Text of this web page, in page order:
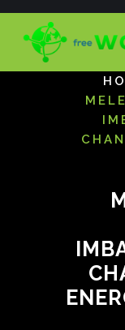
content